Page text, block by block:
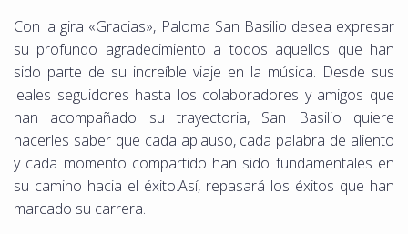
Con la gira «Gracias», Paloma San Basilio desea expresar
su profundo agradecimiento a todos aquellos que han
sido parte de su increíble viaje en la música. Desde sus
leales seguidores hasta los colaboradores y amigos que
han acompañado su trayectoria, San Basilio quiere
hacerles saber que cada aplauso, cada palabra de aliento
y cada momento compartido han sido fundamentales en
su camino hacia el éxito.Así, repasará los éxitos que han
marcado su carrera.